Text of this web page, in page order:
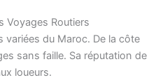
Voyages Routiers
variées du Maroc. De la côte
sans faille. Sa réputation de
loueurs.